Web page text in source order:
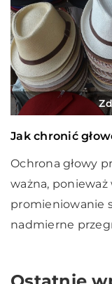
Jak chronić
Ochrona głowy
ważna,
promieniowanie
nadmierne